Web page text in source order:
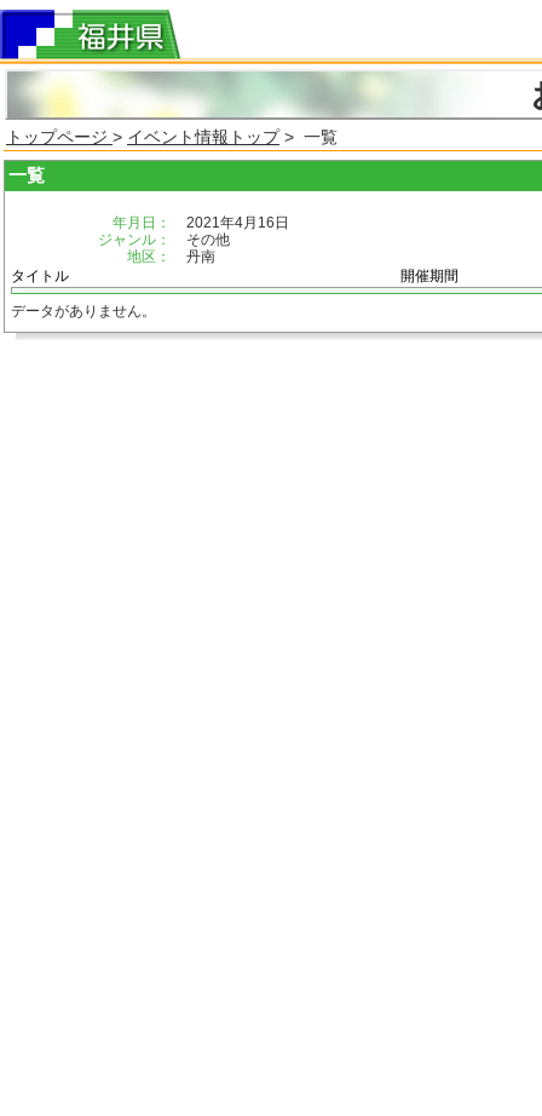
トップページ > イベント情報トップ> 一覧
一覧
年月日：
2021年4月16日
ジャンル：
その他
地区：
丹南
タイトル
開催期間
データがありません。